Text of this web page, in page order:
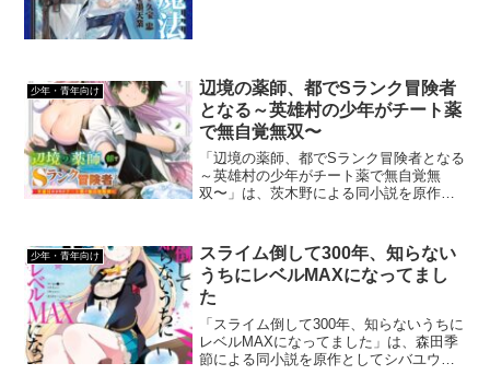
少年・青年向け
辺境の薬師、都でSランク冒険者
となる～英雄村の少年がチート薬
で無自覚無双〜
「辺境の薬師、都でSランク冒険者となる
～英雄村の少年がチート薬で無自覚無
双〜」は、茨木野による同小説を原作と
にしては少し珍しい薬師が主人公の漫画
です。
少年・青年向け
スライム倒して300年、知らない
うちにレベルMAXになってまし
た
「スライム倒して300年、知らないうちに
レベルMAXになってました」は、森田季
節による同小説を原作としてシバユウス